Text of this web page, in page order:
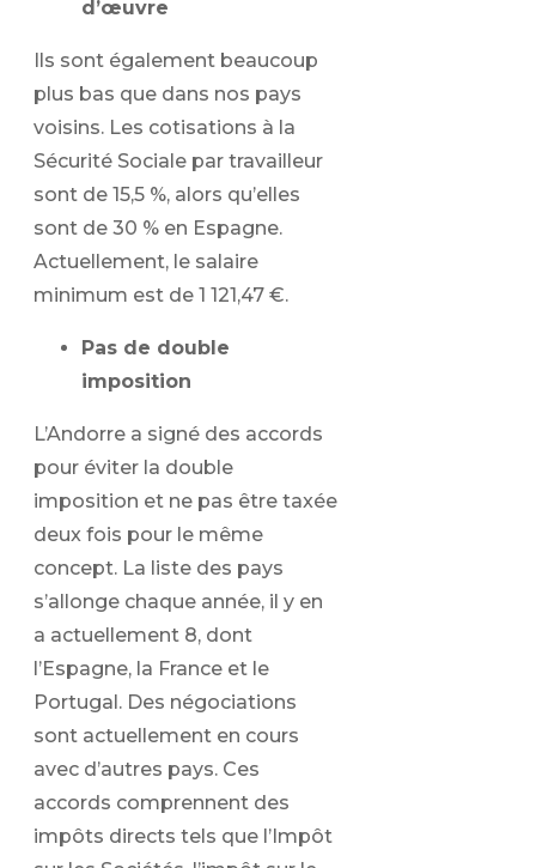
d’œuvre
Ils sont également beaucoup
plus bas que dans nos pays
voisins. Les cotisations à la
Sécurité Sociale par travailleur
sont de 15,5 %, alors qu’elles
sont de 30 % en Espagne.
Actuellement, le salaire
minimum est de 1 121,47 €.
Pas de double
imposition
L’Andorre a signé des accords
pour éviter la double
imposition et ne pas être taxée
deux fois pour le même
concept. La liste des pays
s’allonge chaque année, il y en
a actuellement 8, dont
l’Espagne, la France et le
Portugal. Des négociations
sont actuellement en cours
avec d’autres pays. Ces
accords comprennent des
impôts directs tels que l’Impôt